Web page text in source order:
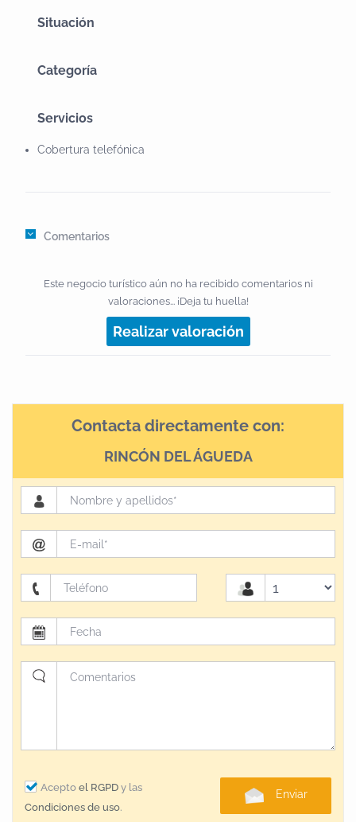
Situación
Categoría
Servicios
Cobertura telefónica
Comentarios
Este negocio turístico aún no ha recibido comentarios ni
valoraciones... ¡Deja tu huella!
Realizar valoración
Contacta directamente con:
RINCÓN DEL ÁGUEDA
Acepto el RGPD y las
Condiciones de uso.
Enviar